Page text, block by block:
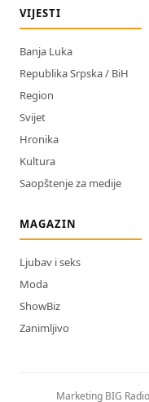
VIJESTI
Banja Luka
Republika Srpska / BiH
Region
Svijet
Hronika
Kultura
Saopštenje za medije
MAGAZIN
Ljubav i seks
Moda
ShowBiz
Zanimljivo
Marketing BIG Radio